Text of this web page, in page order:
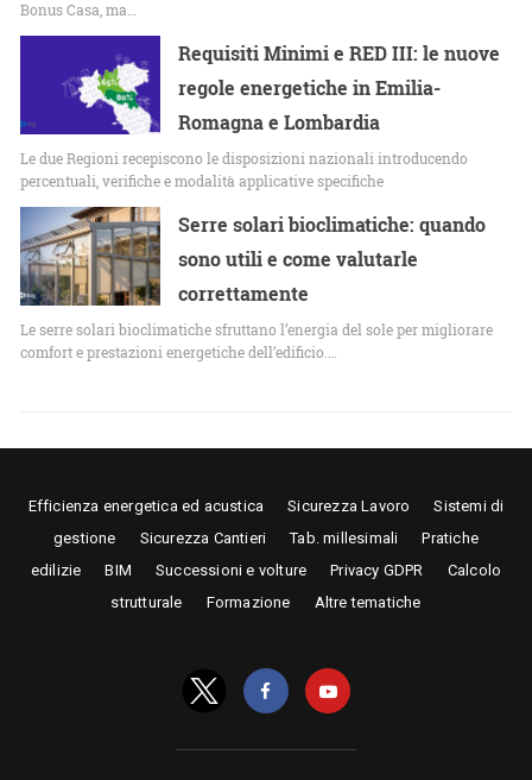
Bonus Casa, ma…
Requisiti Minimi e RED III: le nuove
regole energetiche in Emilia-
Romagna e Lombardia
Le due Regioni recepiscono le disposizioni nazionali introducendo
percentuali, verifiche e modalità applicative specifiche
Serre solari bioclimatiche: quando
sono utili e come valutarle
correttamente
Le serre solari bioclimatiche sfruttano l’energia del sole per migliorare
comfort e prestazioni energetiche dell’edificio.…
Efficienza energetica ed acustica Sicurezza Lavoro
Sistemi di
gestione
Sicurezza Cantieri Tab. millesimali
Pratiche
edilizie
BIM Successioni e volture Privacy GDPR
Calcolo
strutturale
Formazione Altre tematiche